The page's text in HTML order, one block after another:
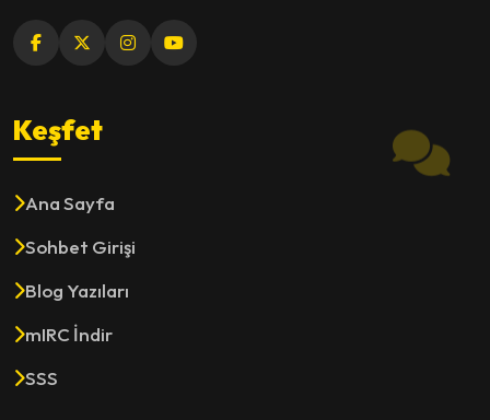
Keşfet
Ana Sayfa
Sohbet Girişi
Blog Yazıları
mIRC İndir
SSS